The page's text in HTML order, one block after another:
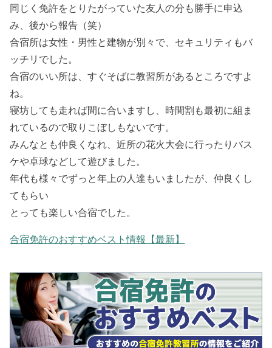
同じく免許をとりたがっていた友人の分も勝手に申込
み、後から報告（笑）
合宿所は女性・男性と建物が別々で、セキュリティもバ
ッチリでした。
合宿のいい所は、すぐそばに教習所があるところですよ
ね。
寝坊しても走れば間に合いますし、時間割も最初に組ま
れているので取りこぼしもないです。
みんなとも仲良くなれ、近所の花火大会に行ったりバス
ケや卓球などして遊びました。
年代も様々でずっと年上の人達もいましたが、仲良くし
てもらい
とっても楽しい合宿でした。
合宿免許のおすすめベスト情報【最新】